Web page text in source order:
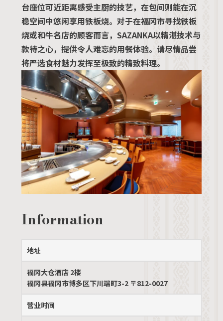
台座位可近距离感受主厨的技艺，在包间则能在沉
稳空间中悠闲享用铁板烧。对于在福冈市寻找铁板
烧或和牛名店的顾客而言，SAZANKA以精湛技术与
款待之心，提供令人难忘的用餐体验。请尽情品尝
将严选食材魅力发挥至极致的精致料理。
Information
地址
福冈大仓酒店 2楼
福冈县福冈市博多区下川端町3-2 〒812-0027
营业时间